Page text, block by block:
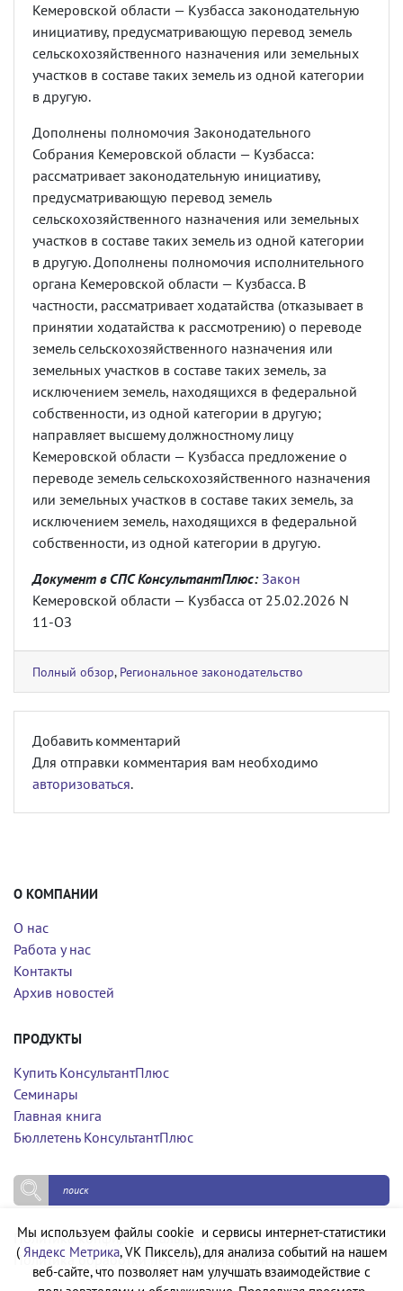
Кемеровской области — Кузбасса законодательную
инициативу, предусматривающую перевод земель
сельскохозяйственного назначения или земельных
участков в составе таких земель из одной категории
в другую.
Дополнены полномочия Законодательного
Собрания Кемеровской области — Кузбасса:
рассматривает законодательную инициативу,
предусматривающую перевод земель
сельскохозяйственного назначения или земельных
участков в составе таких земель из одной категории
в другую. Дополнены полномочия исполнительного
органа Кемеровской области — Кузбасса. В
частности, рассматривает ходатайства (отказывает в
принятии ходатайства к рассмотрению) о переводе
земель сельскохозяйственного назначения или
земельных участков в составе таких земель, за
исключением земель, находящихся в федеральной
собственности, из одной категории в другую;
направляет высшему должностному лицу
Кемеровской области — Кузбасса предложение о
переводе земель сельскохозяйственного назначения
или земельных участков в составе таких земель, за
исключением земель, находящихся в федеральной
собственности, из одной категории в другую.
Документ в СПС КонсультантПлюс: Закон
Кемеровской области — Кузбасса от 25.02.2026 N
11-ОЗ
Полный обзор, Региональное законодательство
Добавить комментарий
Для отправки комментария вам необходимо
авторизоваться.
О КОМПАНИИ
О нас
Работа у нас
Контакты
Архив новостей
ПРОДУКТЫ
Купить КонсультантПлюс
Семинары
Главная книга
Бюллетень КонсультантПлюс
Политика конфиденциальности
Политика обработки персональных данных
Мы используем файлы cookie и сервисы интернет-статистики
( Яндекс Метрика, VK Пиксель), для анализа событий на нашем
веб-сайте, что позволяет нам улучшать взаимодействие с